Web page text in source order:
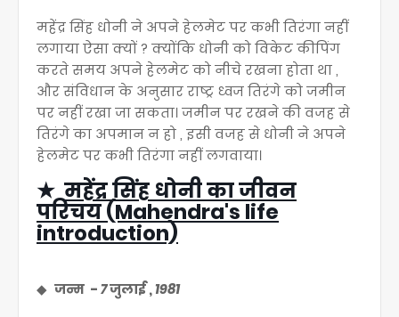
महेंद्र सिंह धोनी ने अपने हेलमेट पर कभी तिरंगा नहीं
लगाया ऐसा क्यों ? क्योंकि धोनी को विकेट कीपिंग
करते समय अपने हेलमेट को नीचे रखना होता था ,
और संविधान के अनुसार राष्ट्र ध्वज तिरंगे को जमीन
पर नहीं रखा जा सकता। जमीन पर रखने की वजह से
तिरंगे का अपमान न हो , इसी वजह से धोनी ने अपने
हेलमेट पर कभी तिरंगा नहीं लगवाया।
★महेंद्र सिंह धोनी का जीवन
परिचय (Mahendra's life
introduction)
◆ जन्म -7जुलाई ,1981